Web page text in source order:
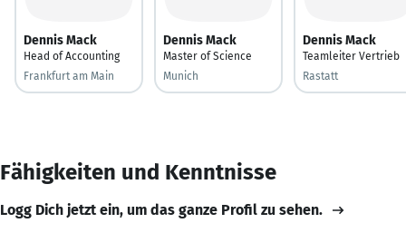
Dennis Mack
Head of Accounting
Frankfurt am Main
Dennis Mack
Master of Science
Munich
Dennis Mack
Teamleiter Vertrieb
Rastatt
Fähigkeiten und Kenntnisse
Logg Dich jetzt ein, um das ganze Profil zu sehen.